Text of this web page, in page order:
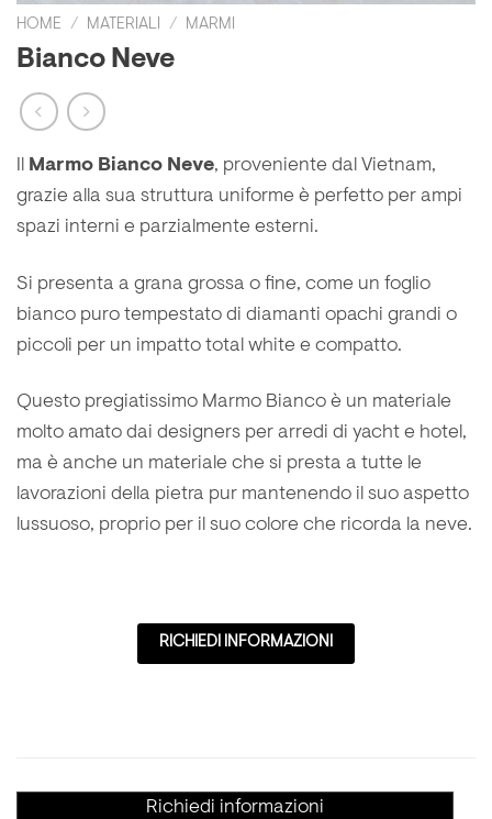
HOME / MATERIALI / MARMI
Bianco Neve
Il Marmo Bianco Neve, proveniente dal Vietnam,
grazie alla sua struttura uniforme è perfetto per ampi
spazi interni e parzialmente esterni.
Si presenta a grana grossa o fine, come un foglio
bianco puro tempestato di diamanti opachi grandi o
piccoli per un impatto total white e compatto.
Questo pregiatissimo Marmo Bianco è un materiale
molto amato dai designers per arredi di yacht e hotel,
ma è anche un materiale che si presta a tutte le
lavorazioni della pietra pur mantenendo il suo aspetto
lussuoso, proprio per il suo colore che ricorda la neve.
RICHIEDI INFORMAZIONI
Richiedi informazioni